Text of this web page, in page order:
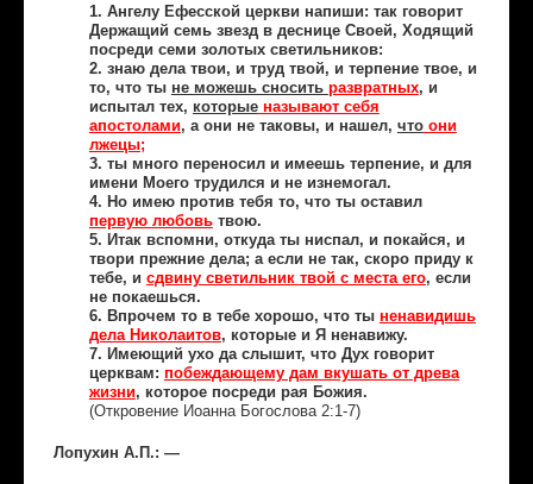
1. Ангелу Ефесской церкви напиши: так говорит
Держащий семь звезд в деснице Своей, Ходящий
посреди семи золотых светильников:
2. знаю дела твои, и труд твой, и терпение твое, и
то, что ты не можешь сносить развратных, и
испытал тех, которыеназывают себя
апостолами, а они не таковы, и нашел, чтоони
лжецы;
3. ты много переносил и имеешь терпение, и для
имени Моего трудился и не изнемогал.
4. Но имею против тебя то, что ты оставил
первую любовьтвою.
5. Итак вспомни, откуда ты ниспал, и покайся, и
твори прежние дела; а если не так, скоро приду к
тебе, и сдвину светильниктвой с места его, если
не покаешься.
6. Впрочем то в тебе хорошо, что ты ненавидишь
дела Николаитов, которые и Я ненавижу.
7. Имеющий ухо да слышит, что Дух говорит
церквам: побеждающему дам вкушать отдрева
жизни, которое посреди рая Божия.
(Откровение Иоанна Богослова 2:1-7)
Лопухин А.П.: —